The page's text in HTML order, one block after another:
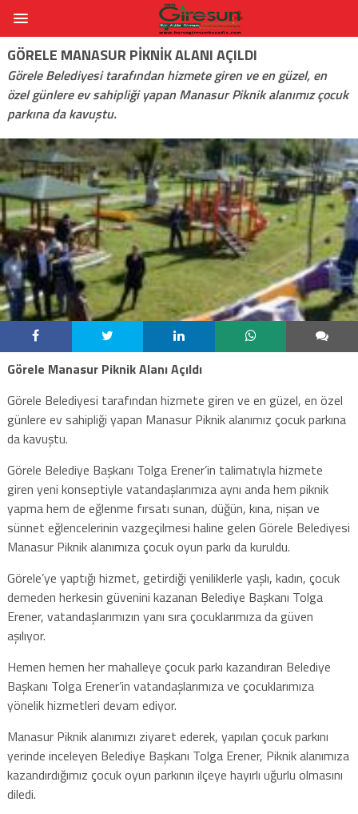
GÖRELE MANASUR PIKNIK ALANI AÇILDI
Görele Belediyesi tarafından hizmete giren ve en güzel, en
özel günlere ev sahipliği yapan Manasur Piknik alanımız çocuk
parkına da kavuştu.
Görele Manasur Piknik Alanı Açıldı
Görele Belediyesi tarafından hizmete giren ve en güzel, en özel
günlere ev sahipliği yapan Manasur Piknik alanımız çocuk parkına
da kavuştu.
Görele Belediye Başkanı Tolga Erener’in talimatıyla hizmete
giren yeni konseptiyle vatandaşlarımıza aynı anda hem piknik
yapma hem de eğlenme fırsatı sunan, düğün, kına, nişan ve
sünnet eğlencelerinin vazgeçilmesi haline gelen Görele Belediyesi
Manasur Piknik alanımıza çocuk oyun parkı da kuruldu.
Görele’ye yaptığı hizmet, getirdiği yeniliklerle yaşlı, kadın, çocuk
demeden herkesin güvenini kazanan Belediye Başkanı Tolga
Erener, vatandaşlarımızın yanı sıra çocuklarımıza da güven
aşılıyor.
Hemen hemen her mahalleye çocuk parkı kazandıran Belediye
Başkanı Tolga Erener’in vatandaşlarımıza ve çocuklarımıza
yönelik hizmetleri devam ediyor.
Manasur Piknik alanımızı ziyaret ederek, yapılan çocuk parkını
yerinde inceleyen Belediye Başkanı Tolga Erener, Piknik alanımıza
kazandırdığımız çocuk oyun parkının ilçeye hayırlı uğurlu olmasını
diledi.